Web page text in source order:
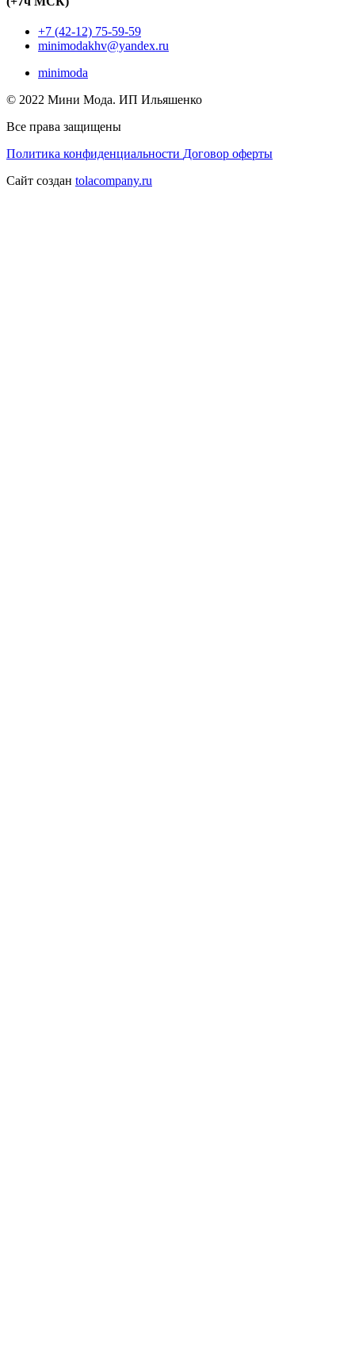
+7 (42-12) 75-59-59
minimodakhv@yandex.ru
minimoda
© 2022 Мини Мода. ИП Ильяшенко
Все права защищены
Политика конфиденциальности Договор оферты
Сайт создан tolacompany.ru